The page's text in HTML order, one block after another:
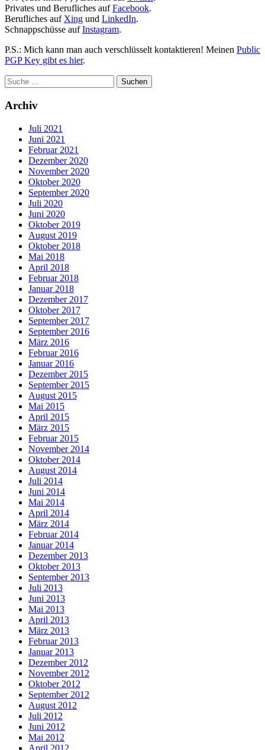
Privates und Berufliches aufFacebook.
Berufliches auf Xing und LinkedIn.
Schnappschüsse aufInstagram.
P.S.: Mich kann man auch verschlüsselt kontaktieren! Meinen Public
PGP Key gibt es hier.
Archiv
Juli 2021
Juni 2021
Februar 2021
Dezember 2020
November 2020
Oktober 2020
September 2020
Juli 2020
Juni 2020
Oktober 2019
August 2019
Oktober 2018
Mai 2018
April 2018
Februar 2018
Januar 2018
Dezember 2017
Oktober 2017
September 2017
September 2016
März 2016
Februar 2016
Januar 2016
Dezember 2015
September 2015
August 2015
Mai 2015
April 2015
März 2015
Februar 2015
November 2014
Oktober 2014
August 2014
Juli 2014
Juni 2014
Mai 2014
April 2014
März 2014
Februar 2014
Januar 2014
Dezember 2013
Oktober 2013
September 2013
Juli 2013
Juni 2013
Mai 2013
April 2013
März 2013
Februar 2013
Januar 2013
Dezember 2012
November 2012
Oktober 2012
September 2012
August 2012
Juli 2012
Juni 2012
Mai 2012
April 2012